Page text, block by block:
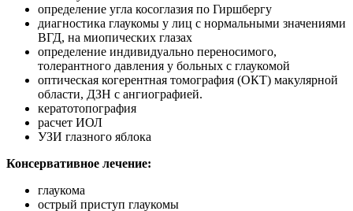
определение угла косоглазия по Гиршбергу
диагностика глаукомы у лиц с нормальными значениями
ВГД, на миопических глазах
определение индивидуально переносимого,
толерантного давления у больных с глаукомой
оптическая когерентная томография (ОКТ) макулярной
области, ДЗН с ангиографией.
кератотопография
расчет ИОЛ
УЗИ глазного яблока
Консервативное лечение:
глаукома
острый приступ глаукомы